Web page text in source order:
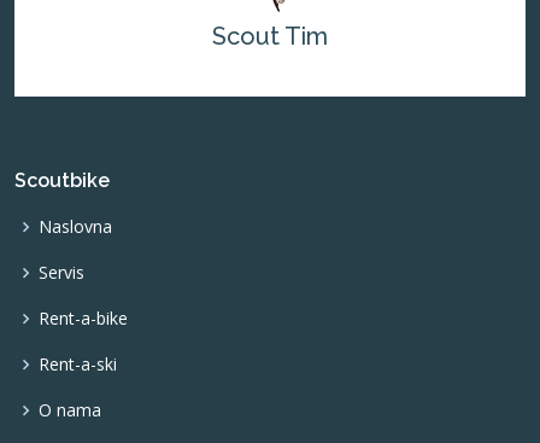
Scout Tim
Scoutbike
Naslovna
Servis
Rent-a-bike
Rent-a-ski
O nama